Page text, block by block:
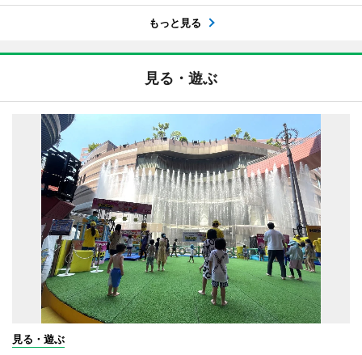
もっと見る
見る・遊ぶ
見る・遊ぶ